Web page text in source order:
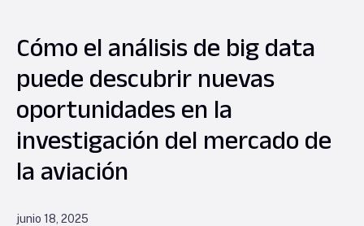
Cómo el análisis de big data
puede descubrir nuevas
oportunidades en la
investigación del mercado de
la aviación
junio 18, 2025